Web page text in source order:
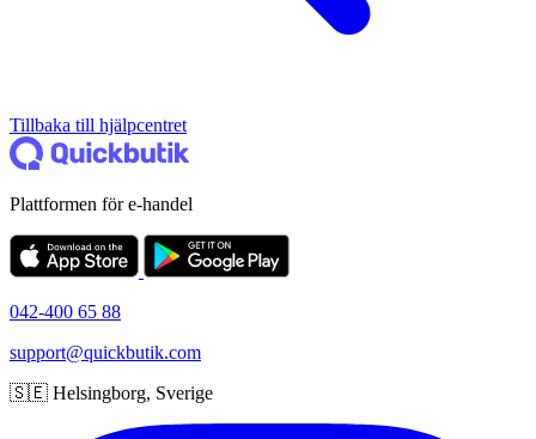
Tillbaka till hjälpcentret
Plattformen för e-handel
042-400 65 88
support@quickbutik.com
🇸🇪 Helsingborg, Sverige